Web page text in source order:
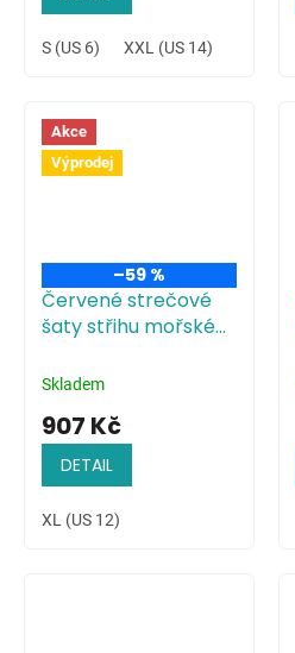
S (US 6) XXL (US 14)
Akce
Výprodej
–59 %
Červené strečové
šaty střihu mořské
Skladem
907 Kč
DETAIL
XL (US 12)